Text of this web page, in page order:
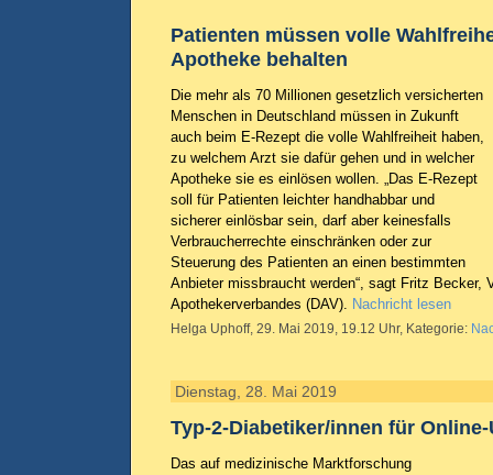
Patienten müssen volle
Apotheke behalten
Die mehr als 70 Millionen gesetzlich versicherten
Menschen in Deutschland müssen in Zukunft
auch beim E-Rezept die volle Wahlfreiheit haben,
zu welchem Arzt sie dafür gehen und in welcher
Apotheke sie es einlösen wollen. „Das E-Rezept
soll für Patienten leichter handhabbar und
sicherer einlösbar sein, darf aber keinesfalls
Verbraucherrechte einschränken oder zur
Steuerung des Patienten an einen bestimmten
Anbieter missbraucht werden“, sagt Fritz Becker,
Apothekerverbandes (DAV). Nachricht lesen
Helga Uphoff, 29. Mai 2019, 19.12 Uhr, Kategorie:
Dienstag, 28. Mai 2019
Typ-2-Diabetiker/innen für
Das auf medizinische Marktforschung